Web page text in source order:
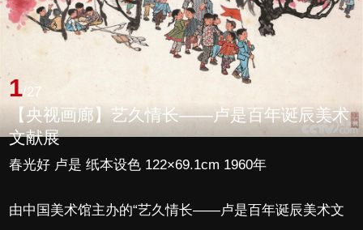
1/27
【央视画廊】艺久情长——卢是百年诞辰美术
文献展
春光好 卢是 纸本设色 122×69.1cm 1960年
由中国美术馆主办的“艺久情长——卢是百年诞辰美术文